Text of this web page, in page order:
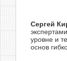
Сергей
уровне и
основ